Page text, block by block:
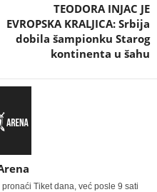
TEODORA INJAC JE
EVROPSKA KRALJICA: Srbija
dobila šampionku Starog
kontinenta u šahu
Tiket dana, već posle 9 sati